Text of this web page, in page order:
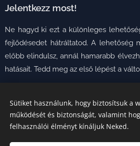
Jelentkezz most!
Ne hagyd ki ezt a különleges
fejlődésedet hátráltatod. A lehetőség
előbb elindulsz, annál hamarabb
hatásait. Tedd meg az első lépést a
A képeket biztosította:
Sütiket használunk, hogy biztosítsuk a
működését és biztonságát, valamint
felhasználói élményt kínáljuk Neked.